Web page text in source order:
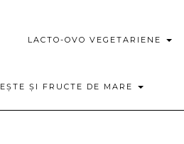
LACTO-OVO VEGETARIENE
ȘI FRUCTE DE MARE